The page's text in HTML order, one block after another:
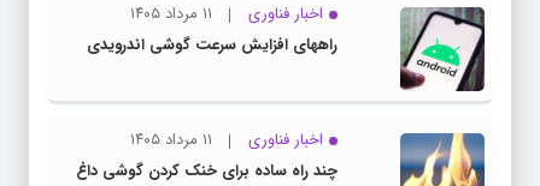
اخبار فناوری
۱۱ مرداد ۱۴۰۵
راههای افزایش سرعت گوشی اندرویدی
اخبار فناوری
۱۱ مرداد ۱۴۰۵
چند راه‌ ساده برای خنک کردن گوشی داغ